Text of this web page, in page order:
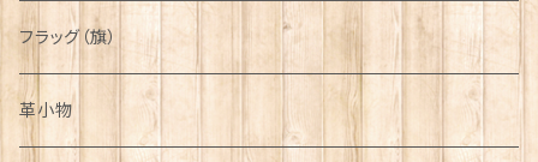
フラッグ（旗）
革小物